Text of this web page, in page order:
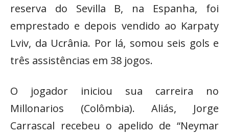
reserva do Sevilla B, na Espanha, foi
emprestado e depois vendido ao Karpaty
Lviv, da Ucrânia. Por lá, somou seis gols e
três assistências em 38 jogos.
O jogador iniciou sua carreira no
Millonarios (Colômbia). Aliás, Jorge
Carrascal recebeu o apelido de “Neymar